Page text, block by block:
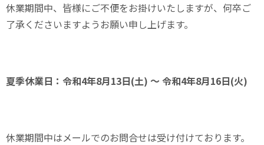
休業期間中、皆様にご不便をお掛けいたしますが、何卒ご
了承くださいますようお願い申し上げます。
夏季休業日：令和4年8月13日(土) ～ 令和4年8月16日(火)
休業期間中はメールでのお問合せは受け付けております。